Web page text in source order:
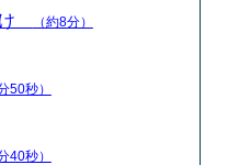
け （約8分）
50秒）
40秒）